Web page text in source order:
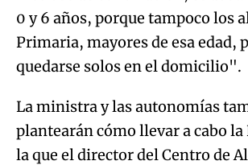
0 y 6 años, porque tampoco los
Primaria, mayores de esa edad,
quedarse solos en el domicilio".
La ministra y las autonomías
plantearán cómo llevar a cabo la
la que el director del Centro de